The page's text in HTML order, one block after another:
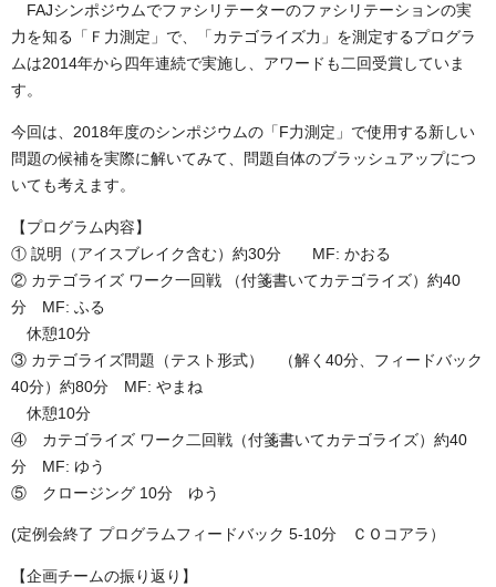
FAJシンポジウムでファシリテーターのファシリテーションの実
力を知る「Ｆ力測定」で、「カテゴライズ力」を測定するプログラ
ムは2014年から四年連続で実施し、アワードも二回受賞していま
す。
今回は、2018年度のシンポジウムの「F力測定」で使用する新しい
問題の候補を実際に解いてみて、問題自体のブラッシュアップにつ
いても考えます。
【プログラム内容】
① 説明（アイスブレイク含む）約30分 MF: かおる
② カテゴライズ ワーク一回戦 （付箋書いてカテゴライズ）約40
分 MF: ふる
休憩10分
③ カテゴライズ問題（テスト形式） （解く40分、フィードバック
40分）約80分 MF: やまね
休憩10分
④ カテゴライズ ワーク二回戦（付箋書いてカテゴライズ）約40
分 MF: ゆう
⑤ クロージング 10分 ゆう
(定例会終了 プログラムフィードバック 5-10分 ＣＯコアラ）
【企画チームの振り返り】